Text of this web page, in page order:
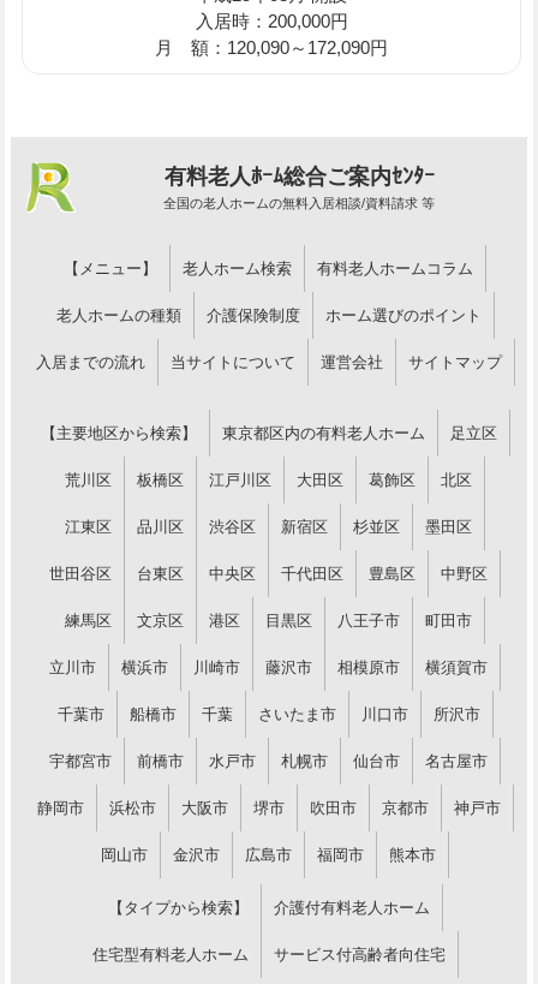
入居時：200,000円
月 額：120,090～172,090円
有料老人ﾎｰﾑ総合ご案内ｾﾝﾀｰ
全国の老人ホームの無料入居相談/資料請求 等
【メニュー】 老人ホーム検索 有料老人ホームコラム
老人ホームの種類 介護保険制度 ホーム選びのポイント
入居までの流れ 当サイトについて 運営会社 サイトマップ
【主要地区から検索】 東京都区内の有料老人ホーム 足立区
荒川区 板橋区 江戸川区 大田区 葛飾区 北区
江東区 品川区 渋谷区 新宿区 杉並区 墨田区
世田谷区 台東区 中央区 千代田区 豊島区 中野区
練馬区 文京区 港区 目黒区 八王子市 町田市
立川市 横浜市 川崎市 藤沢市 相模原市 横須賀市
千葉市 船橋市 千葉 さいたま市 川口市 所沢市
宇都宮市 前橋市 水戸市 札幌市 仙台市 名古屋市
静岡市 浜松市 大阪市 堺市 吹田市 京都市 神戸市
岡山市 金沢市 広島市 福岡市 熊本市
【タイプから検索】 介護付有料老人ホーム
住宅型有料老人ホーム サービス付高齢者向住宅